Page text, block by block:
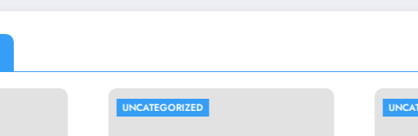
UNCATEGORIZED UNCATEGORIZED